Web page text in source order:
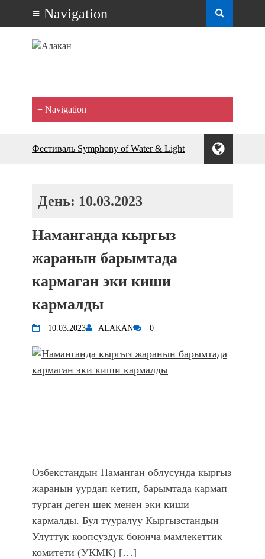
Фестиваль Symphony of Water & Light
атка минерлер дагы катышса жакшы
УЛУУ ЖУТТА УЛУТТУ САКТАГАН
10 000 гостей насладились
фонтанов в Royal Central Park
Аида САЛЯНОВА: "Кыргыз шахмат
шайланышым сыймык жана чоң
жоопкерчилик!"
Садыр ЖАПАРОВ: “Айтматовдой
адабият алпы чыгыш үчүн, улуу көч
редакторлору... (Тизме. Видео)
“КАРА КЕМПИР”: ҮМҮТТҮН
ТҮБӨЛҮК СИМВОЛУ
Кыргызстандагы эң ири музыкалуу
фонтанды көрүү үчүн Royal Central
Park'ка 30 миң адам чогулду
День: 10.03.2023
Наманганда кыргыз
жаранын барымтада
кармаган эки киши
кармалды
10.03.2023 ALAKAN 0
Өзбекстандын Наманган облусунда кыргыз
жаранын уурдап кетип, барымтада кармап
турган деген шек менен эки киши
кармалды. Бул тууралуу Кыргызстандын
Улуттук коопсуздук боюнча мамлекеттик
комитети (УКМК) […]